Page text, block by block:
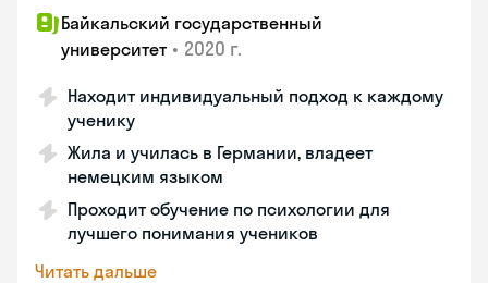
Байкальский государственный
университет • 2020 г.
Находит индивидуальный подход к каждому
ученику
Жила и училась в Германии, владеет
немецким языком
Проходит обучение по психологии для
лучшего понимания учеников
Читать дальше